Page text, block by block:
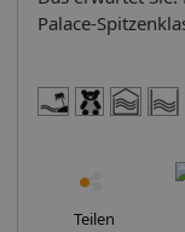
Palace-
faszinierenden
Playa de Jandia
"Playa de
Treppe zu
Jable ist
Teilen